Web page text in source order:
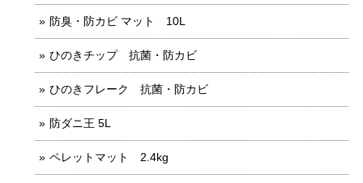
防臭・防カビ マット 10L
ひのきチップ 抗菌・防カビ
ひのきフレーク 抗菌・防カビ
防ダニ王 5L
ペレットマット 2.4kg